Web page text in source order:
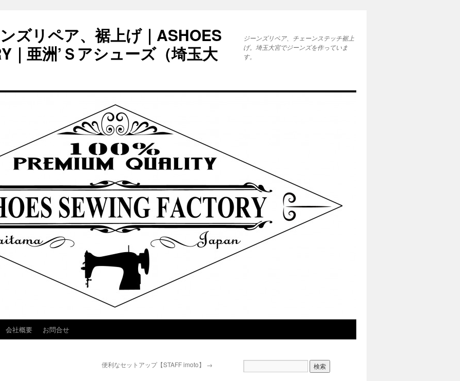
ズリペア、裾上げ｜ASHOES
｜亜洲’Ｓアシューズ（埼玉大
ジーンズリペア、チェーンステッチ裾上
げ。埼玉大宮でジーンズを作っていま
す。
会社概要 お問合せ
便利なセットアップ【STAFF imoto】 →